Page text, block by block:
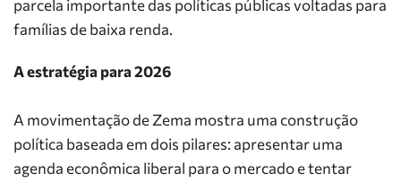
parcela importante das políticas públicas voltadas para
famílias de baixa renda.
A estratégia para 2026
A movimentação de Zema mostra uma construção
política baseada em dois pilares: apresentar uma
agenda econômica liberal para o mercado e tentar